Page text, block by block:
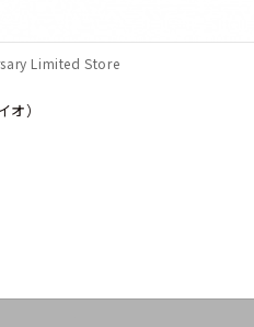
Limited Store
）